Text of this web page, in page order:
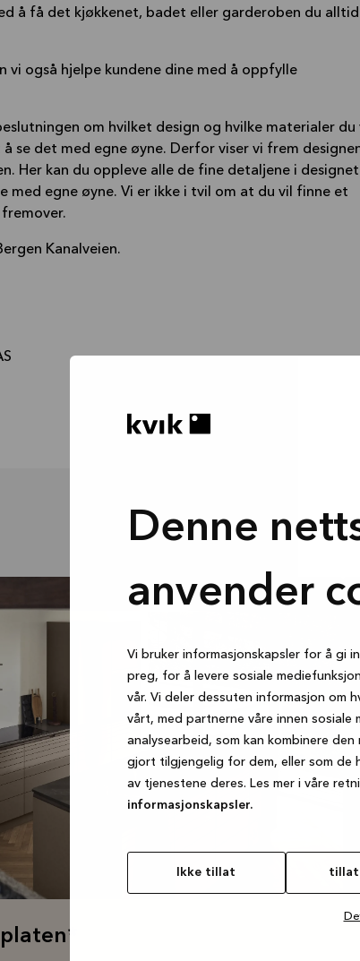
Denne
anvender
Vi bruker informasjonskapsler for å gi
preg, for å levere sosiale
vår. Vi deler dessuten informasjon om
vårt, med partnerne våre innen sosiale
analysearbeid, som kan kombinere
gjort tilgjengelig for dem, eller som de
av tjenestene deres. Les mer i våre
informasjonskapsler.
Ikke tillat tillat
å få det kjøkkenet, badet eller garderoben du
vi også hjelpe kundene dine med å oppfylle
om hvilket design og hvilke materialer du
se det med egne øyne. Derfor viser vi frem
Her kan du oppleve alle de fine detaljene i
med egne øyne. Vi er ikke i tvil om at du vil finne et
fremover.
Kanalveien.